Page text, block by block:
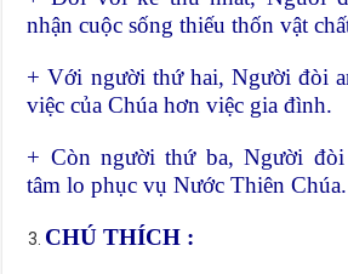
nhận cuộc sống thiếu thốn vật
+ Với người thứ hai, Người đòi
việc của Chúa hơn việc gia đình.
+ Còn người thứ ba, Người đòi
tâm lo phục vụ Nước Thiên Chúa.
CHÚ THÍCH :